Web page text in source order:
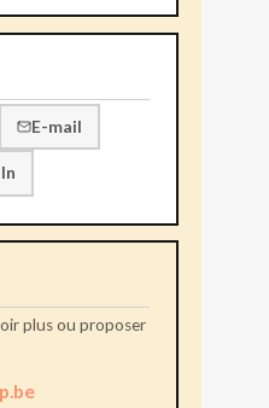
E-mail
plus ou proposer